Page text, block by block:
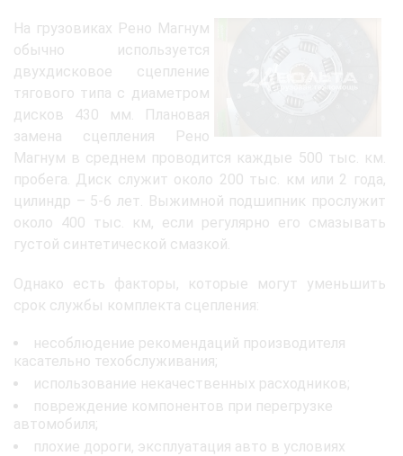
На грузовиках Рено Магнум
обычно используется
двухдисковое сцепление
тягового типа с диаметром
дисков 430 мм. Плановая
замена сцепления Рено
Магнум в среднем проводится каждые 500 тыс. км.
пробега. Диск служит около 200 тыс. км или 2 года,
цилиндр – 5-6 лет. Выжимной подшипник прослужит
около 400 тыс. км, если регулярно его смазывать
густой синтетической смазкой.
Однако есть факторы, которые могут уменьшить
срок службы комплекта сцепления:
несоблюдение рекомендаций производителя
касательно техобслуживания;
использование некачественных расходников;
повреждение компонентов при перегрузке
автомобиля;
плохие дороги, эксплуатация авто в условиях